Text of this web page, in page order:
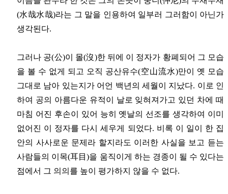
(水哉水哉)라는 그 말을 인용하여 일부러 그러함이 아닌가
생각된다.
그러나 공(公)이 몰(沒)한 뒤에 이 정자가 황폐되어 그 모습
을 볼 수 없게 되고 오직 공산유수(空山流水)만이 옛 모습
그대로 남아 있는지가 어언 백년의 세월이 지났다. 이로 인
하여 공의 아름다운 유적이 날로 잊혀져가고 있던 차에 때
마침 어진 후손이 있어 능히 옛날의 선조를 생각하여 이미
없어진 이 정자를 다시 세우게 되었다. 비록 이 일이 한 집
안의 사사로운 문제라 할지라도 이러한 사실을 보고 듣는
사람들의 이목(耳目)을 움직이게 하는 경종이 될 수 있다는
점에서 그 의의를 높이 평가하지 않을 수 없다.